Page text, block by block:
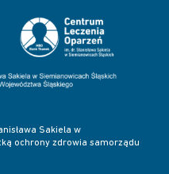
Sakiela w
ochrony zdrowia samorządu